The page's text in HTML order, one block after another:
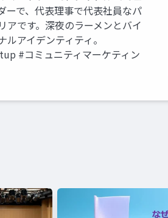
ーで、代表理事で代表社員なパ
アです。深夜のラーメンとバイ
ルアイデンティティ。
#コミュニティマーケティン